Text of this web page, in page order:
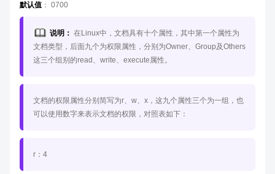
默认值 ： 0700
说明： 在Linux中，文档具有十个属性，其中第一个属性为
文档类型，后面九个为权限属性，分别为Owner、Group及Others
这三个组别的read、write、execute属性。
文档的权限属性分别简写为r、w、x，这九个属性三个为一组，也
可以使用数字来表示文档的权限，对照表如下：
r：4